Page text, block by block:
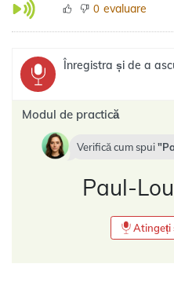
0 evaluare
Înregistra și de a
Modul de practică
Verifică cum spui
Paul-
Atingeți